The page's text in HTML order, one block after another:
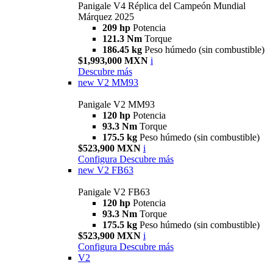
Panigale V4 Réplica del Campeón Mundial
Márquez 2025
209 hp Potencia
121.3 Nm Torque
186.45 kg Peso húmedo (sin combustible)
$1,993,000 MXN i
Descubre más
new V2 MM93
Panigale V2 MM93
120 hp Potencia
93.3 Nm Torque
175.5 kg Peso húmedo (sin combustible)
$523,900 MXN i
Configura Descubre más
new V2 FB63
Panigale V2 FB63
120 hp Potencia
93.3 Nm Torque
175.5 kg Peso húmedo (sin combustible)
$523,900 MXN i
Configura Descubre más
V2